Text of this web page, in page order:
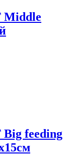
Middle
feeding